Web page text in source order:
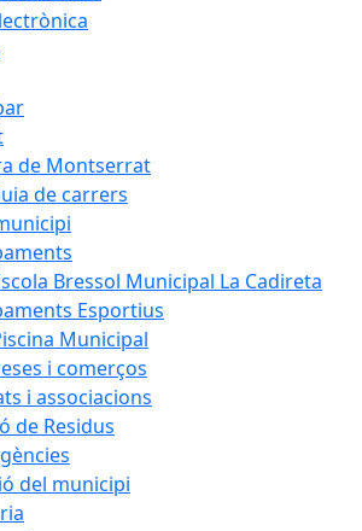
de Montserrat
de carrers
Bressol Municipal La Cadireta
Esportius
Municipal
i comerços
i associacions
de Residus
del municipi